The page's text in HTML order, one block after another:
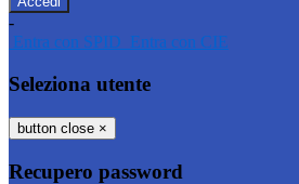
-
Entra con SPID Entra con CIE
Seleziona utente
button close ×
Recupero password